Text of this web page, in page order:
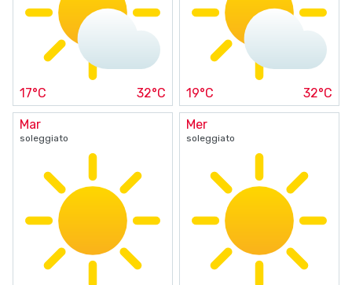
17°C 32°C 19°C 32°C
Mar
soleggiato
Mer
soleggiato